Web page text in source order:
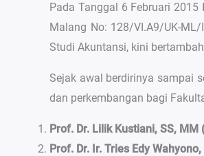
Pada Tanggal 6 Februari
Malang No: 128/VI.A9/UK-
Studi Akuntansi, kini
Sejak awal berdirinya sampai
dan perkembangan bagi
Prof. Dr. Lilik Kustiani, SS, MM
Prof. Dr. Ir. Tries Edy